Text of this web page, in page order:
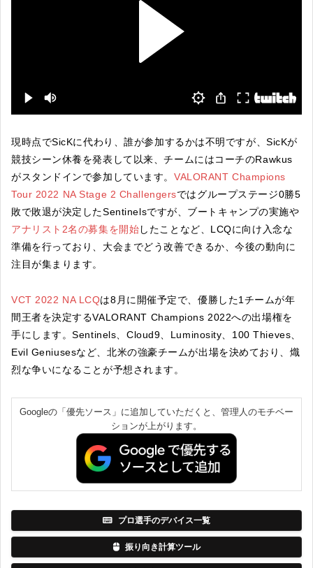
現時点でSicKに代わり、誰が参加するかは不明ですが、SicKが
競技シーン休養を発表して以来、チームにはコーチのRawkus
がスタンドインで参加しています。 VALORANT Champions
Tour 2022 NA Stage 2 Challengersではグループステージ0勝5
敗で敗退が決定したSentinelsですが、ブートキャンプの実施や
アナリスト2名の募集を開始したことなど、LCQに向け入念な
準備を行っており、大会までどう改善できるか、今後の動向に
注目が集まります。
VCT 2022 NA LCQは8月に開催予定で、優勝した1チームが年
間王者を決定するVALORANT Champions 2022への出場権を
手にします。Sentinels、Cloud9、Luminosity、100 Thieves、
Evil Geniusesなど、北米の強豪チームが出場を決めており、熾
烈な争いになることが予想されます。
Googleの「優先ソース」に追加していただくと、管理人のモチベー
ションが上がります。
プロ選手のデバイス一覧
振り向き計算ツール